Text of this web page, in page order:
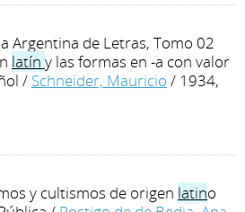
Argentina de Letras, Tomo 02
latín y las formas en -a con valor
/ Schneider, Mauricio / 1934,
y cultismos de origen latino